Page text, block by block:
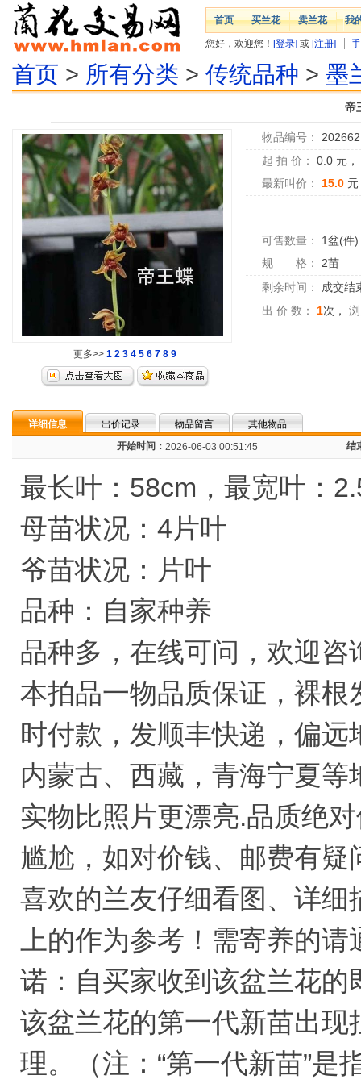
首页 买兰花 卖兰花 我
您好，欢迎您！ [登录] 或 [注册]
首页 > 所有分类 > 传统品种 > 墨
帝
更多>> 1 2 3 4 5 6 7 8 9
物品编号：
起 拍 价：
0.0 元，
最新叫价：
15.0 元
可售数量： 1盆(件)
规 格：
2苗
剩余时间：
成交结
出 价 数：
1次，
详细信息 出价记录 物品留言
其他物品
开始时间： 2026-06-03 00:51:45 结
最长叶：58cm，最宽叶：
母苗状况：4片叶
爷苗状况：片叶
品种：自家种养
品种多，在线可问，欢迎咨
本拍品一物品质保证，裸
时付款，发顺丰快递，偏
内蒙古、西藏，青海宁夏
实物比照片更漂亮.品质绝
尴尬，如对价钱、邮费有
喜欢的兰友仔细看图、详
上的作为参考！需寄养的
诺：自买家收到该盆兰花
该盆兰花的第一代新苗出
理。（注：“第一代新苗”是